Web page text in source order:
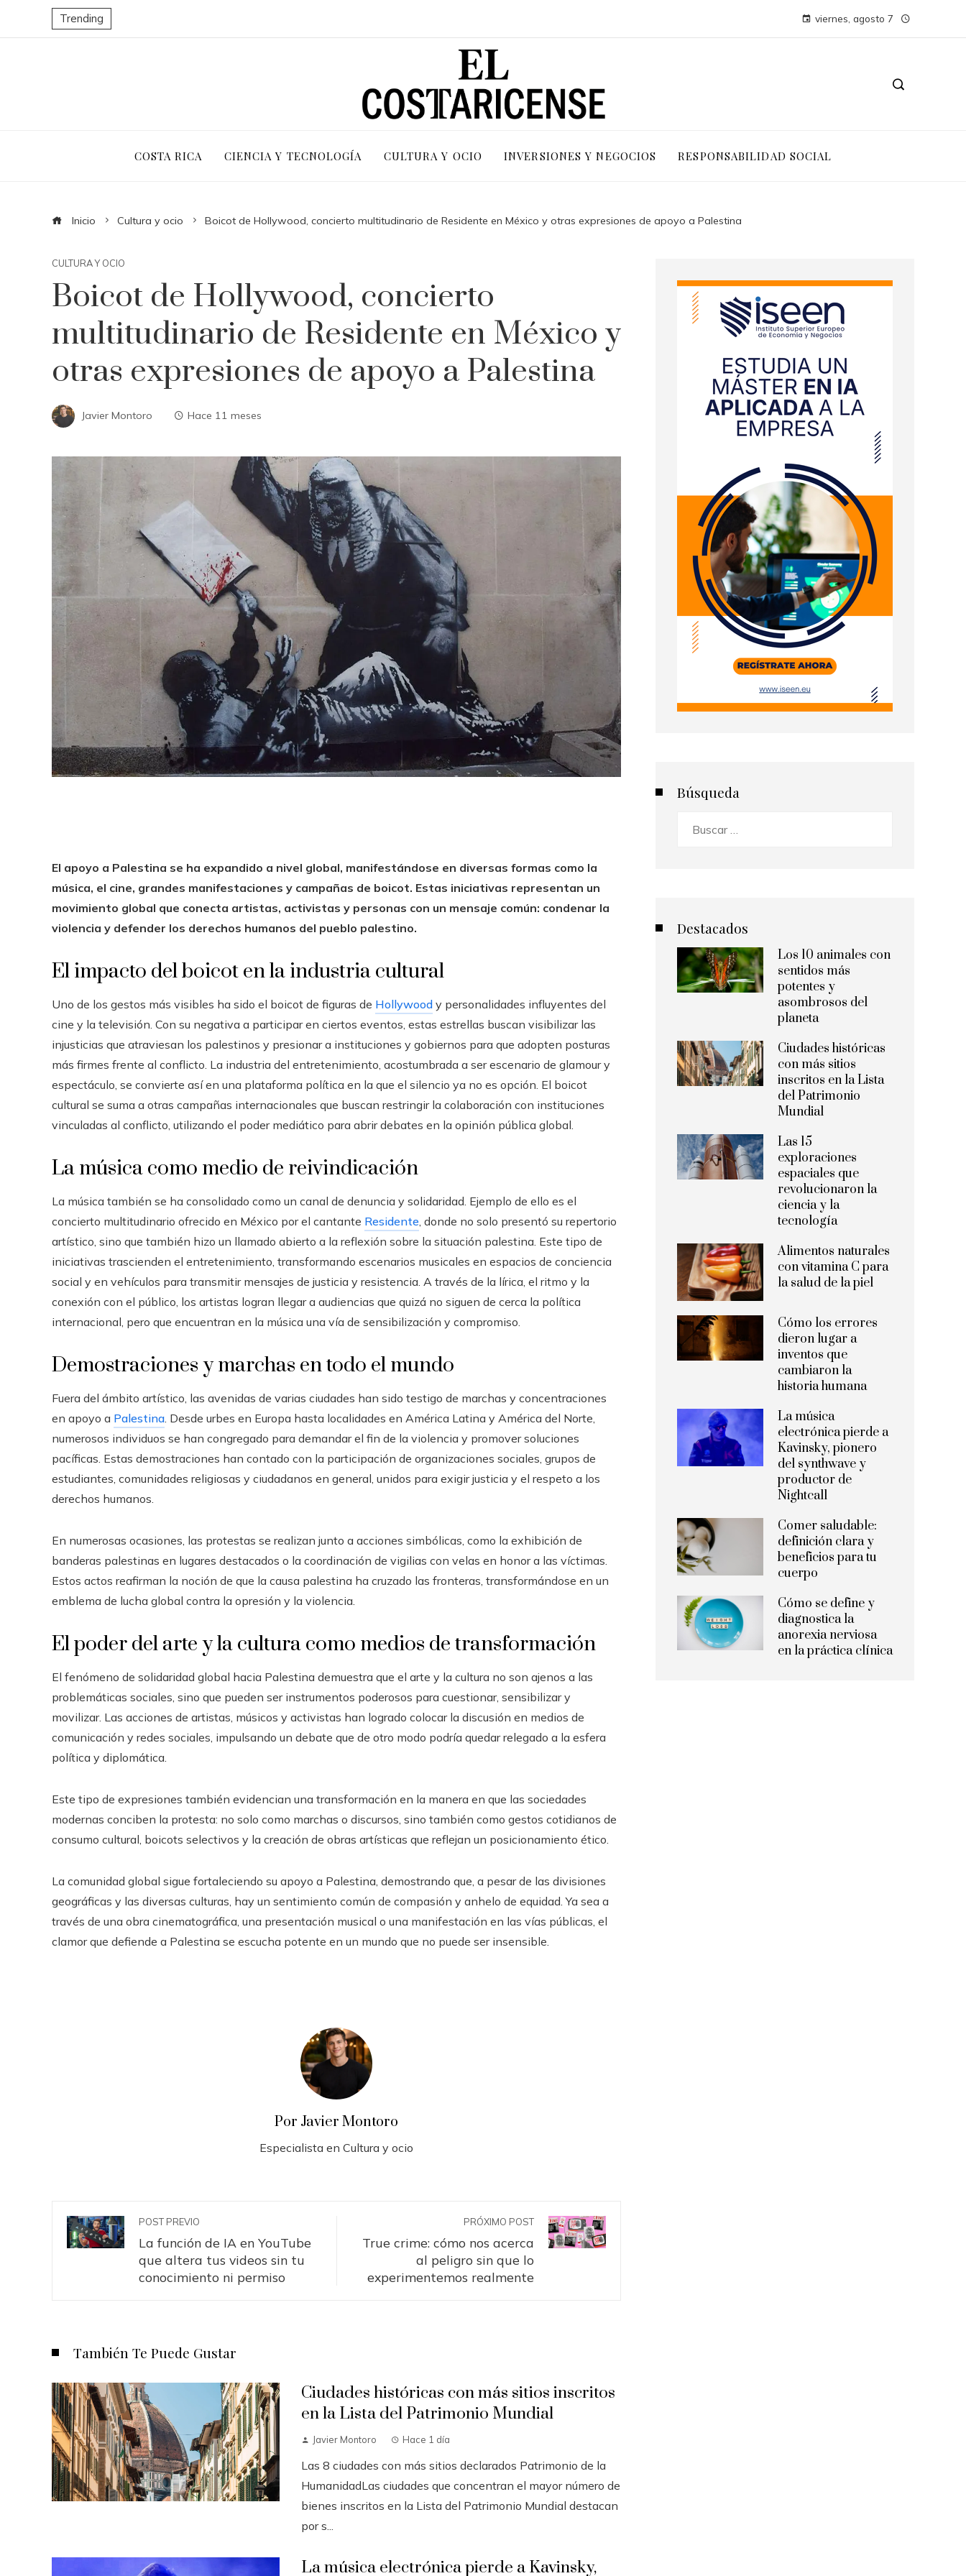
Trending viernes, agosto 7
COSTA RICA CIENCIA Y TECNOLOGÍA CULTURA Y OCIO INVERSIONES Y NEGOCIOS RESPONSABILIDAD SOCIAL
Inicio Cultura y ocio Boicot de Hollywood, concierto multitudinario de Residente en México y otras expresiones de apoyo a Palestina
CULTURA Y OCIO
Boicot de Hollywood, concierto
multitudinario de Residente en México y
otras expresiones de apoyo a Palestina
Javier Montoro Hace 11 meses
El apoyo a Palestina se ha expandido a nivel global, manifestándose en diversas formas como la
música, el cine, grandes manifestaciones y campañas de boicot. Estas iniciativas representan un
movimiento global que conecta artistas, activistas y personas con un mensaje común: condenar la
violencia y defender los derechos humanos del pueblo palestino.
El impacto del boicot en la industria cultural
Uno de los gestos más visibles ha sido el boicot de figuras de Hollywood y personalidades influyentes del
cine y la televisión. Con su negativa a participar en ciertos eventos, estas estrellas buscan visibilizar las
injusticias que atraviesan los palestinos y presionar a instituciones y gobiernos para que adopten posturas
más firmes frente al conflicto. La industria del entretenimiento, acostumbrada a ser escenario de glamour y
espectáculo, se convierte así en una plataforma política en la que el silencio ya no es opción. El boicot
cultural se suma a otras campañas internacionales que buscan restringir la colaboración con instituciones
vinculadas al conflicto, utilizando el poder mediático para abrir debates en la opinión pública global.
La música como medio de reivindicación
La música también se ha consolidado como un canal de denuncia y solidaridad. Ejemplo de ello es el
concierto multitudinario ofrecido en México por el cantante Residente , donde no solo presentó su repertorio
artístico, sino que también hizo un llamado abierto a la reflexión sobre la situación palestina. Este tipo de
iniciativas trascienden el entretenimiento, transformando escenarios musicales en espacios de conciencia
social y en vehículos para transmitir mensajes de justicia y resistencia. A través de la lírica, el ritmo y la
conexión con el público, los artistas logran llegar a audiencias que quizá no siguen de cerca la política
internacional, pero que encuentran en la música una vía de sensibilización y compromiso.
Demostraciones y marchas en todo el mundo
Fuera del ámbito artístico, las avenidas de varias ciudades han sido testigo de marchas y concentraciones
en apoyo a Palestina . Desde urbes en Europa hasta localidades en América Latina y América del Norte,
numerosos individuos se han congregado para demandar el fin de la violencia y promover soluciones
pacíficas. Estas demostraciones han contado con la participación de organizaciones sociales, grupos de
estudiantes, comunidades religiosas y ciudadanos en general, unidos para exigir justicia y el respeto a los
derechos humanos.
En numerosas ocasiones, las protestas se realizan junto a acciones simbólicas, como la exhibición de
banderas palestinas en lugares destacados o la coordinación de vigilias con velas en honor a las víctimas.
Estos actos reafirman la noción de que la causa palestina ha cruzado las fronteras, transformándose en un
emblema de lucha global contra la opresión y la violencia.
El poder del arte y la cultura como medios de transformación
El fenómeno de solidaridad global hacia Palestina demuestra que el arte y la cultura no son ajenos a las
problemáticas sociales, sino que pueden ser instrumentos poderosos para cuestionar, sensibilizar y
movilizar. Las acciones de artistas, músicos y activistas han logrado colocar la discusión en medios de
comunicación y redes sociales, impulsando un debate que de otro modo podría quedar relegado a la esfera
política y diplomática.
Este tipo de expresiones también evidencian una transformación en la manera en que las sociedades
modernas conciben la protesta: no solo como marchas o discursos, sino también como gestos cotidianos de
consumo cultural, boicots selectivos y la creación de obras artísticas que reflejan un posicionamiento ético.
La comunidad global sigue fortaleciendo su apoyo a Palestina, demostrando que, a pesar de las divisiones
geográficas y las diversas culturas, hay un sentimiento común de compasión y anhelo de equidad. Ya sea a
través de una obra cinematográfica, una presentación musical o una manifestación en las vías públicas, el
clamor que defiende a Palestina se escucha potente en un mundo que no puede ser insensible.
Por Javier Montoro
Especialista en Cultura y ocio
POST PREVIO
La función de IA en YouTube
que altera tus videos sin tu
conocimiento ni permiso
PRÓXIMO POST
True crime: cómo nos acerca
al peligro sin que lo
experimentemos realmente
También Te Puede Gustar
Ciudades históricas con más sitios inscritos
en la Lista del Patrimonio Mundial
Javier Montoro Hace 1 día
Las 8 ciudades con más sitios declarados Patrimonio de la
HumanidadLas ciudades que concentran el mayor número de
bienes inscritos en la Lista del Patrimonio Mundial destacan
por s...
La música electrónica pierde a Kavinsky,
Búsqueda
Destacados
Los 10 animales con
sentidos más
potentes y
asombrosos del
planeta
Ciudades históricas
con más sitios
inscritos en la Lista
del Patrimonio
Mundial
Las 15
exploraciones
espaciales que
revolucionaron la
ciencia y la
tecnología
Alimentos naturales
con vitamina C para
la salud de la piel
Cómo los errores
dieron lugar a
inventos que
cambiaron la
historia humana
La música
electrónica pierde a
Kavinsky, pionero
del synthwave y
productor de
Nightcall
Comer saludable:
definición clara y
beneficios para tu
cuerpo
Cómo se define y
diagnostica la
anorexia nerviosa
en la práctica clínica